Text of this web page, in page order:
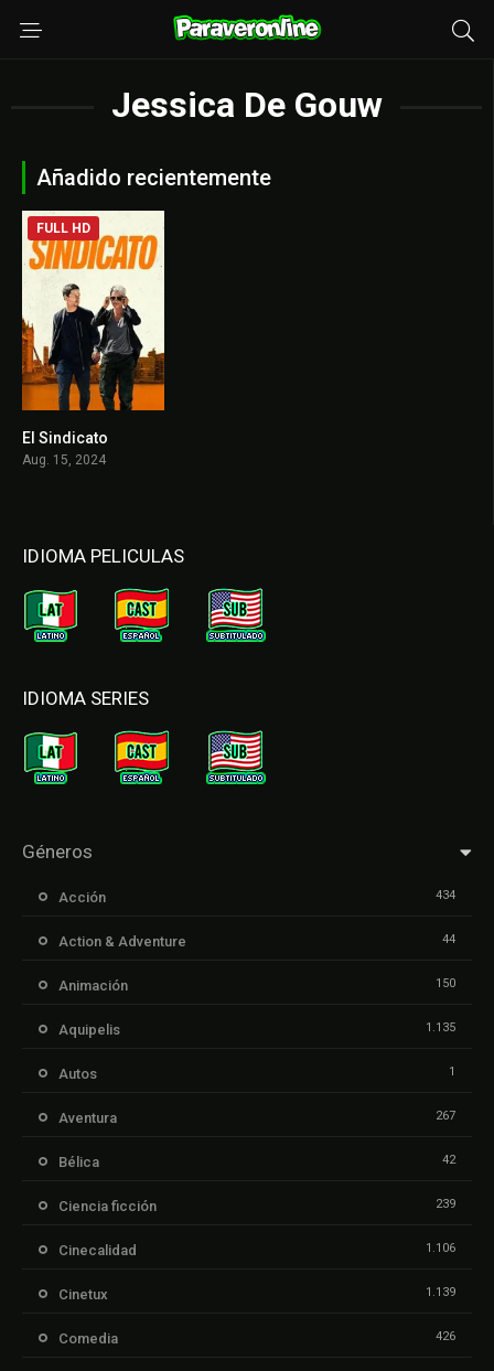
Jessica De Gouw
Añadido recientemente
FULL HD
El Sindicato
Aug. 15, 2024
IDIOMA PELICULAS
IDIOMA SERIES
Géneros
Acción 434
Action & Adventure 44
Animación 150
Aquipelis 1.135
Autos 1
Aventura 267
Bélica 42
Ciencia ficción 239
Cinecalidad 1.106
Cinetux 1.139
Comedia 426